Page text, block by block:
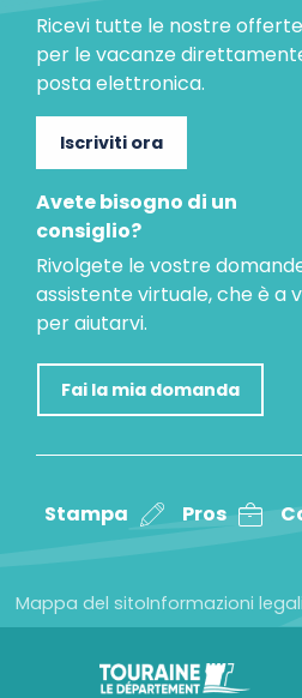
Ricevi tutte le nostre
per le vacanze
posta elettronica.
Iscriviti ora
Avete bisogno di un
consiglio?
Rivolgete le vostre
assistente virtuale, che è a
per aiutarvi.
Fai la mia domanda
Stampa Pros
Mappa del sitoInformazioni legali